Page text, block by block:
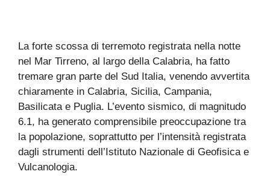
La forte scossa di terremoto registrata nella notte
nel Mar Tirreno, al largo della Calabria, ha fatto
tremare gran parte del Sud Italia, venendo avvertita
chiaramente in Calabria, Sicilia, Campania,
Basilicata e Puglia. L’evento sismico, di magnitudo
6.1, ha generato comprensibile preoccupazione tra
la popolazione, soprattutto per l’intensità registrata
dagli strumenti dell’Istituto Nazionale di Geofisica e
Vulcanologia.